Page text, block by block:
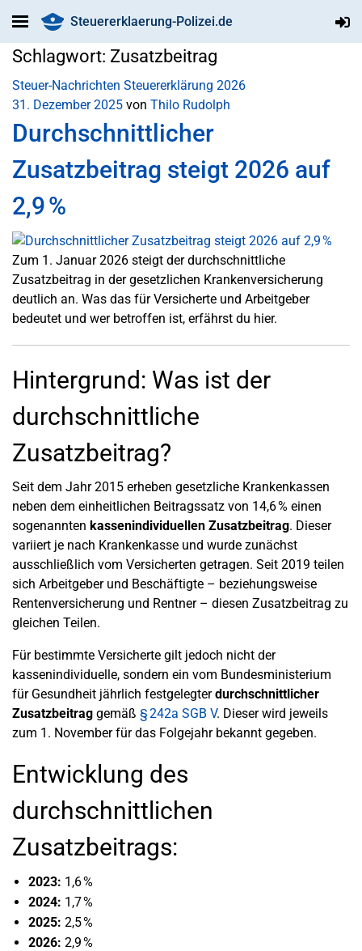
Steuererklaerung-Polizei.de
Schlagwort: Zusatzbeitrag
Steuer-Nachrichten Steuererklärung 2026
31. Dezember 2025 von Thilo Rudolph
Durchschnittlicher
Zusatzbeitrag steigt 2026 auf
2,9 %
Zum 1. Januar 2026 steigt der durchschnittliche
Zusatzbeitrag in der gesetzlichen Krankenversicherung
deutlich an. Was das für Versicherte und Arbeitgeber
bedeutet und wer betroffen ist, erfährst du hier.
Hintergrund: Was ist der
durchschnittliche
Zusatzbeitrag?
Seit dem Jahr 2015 erheben gesetzliche Krankenkassen
neben dem einheitlichen Beitragssatz von 14,6 % einen
sogenannten kassenindividuellen Zusatzbeitrag. Dieser
variiert je nach Krankenkasse und wurde zunächst
ausschließlich vom Versicherten getragen. Seit 2019 teilen
sich Arbeitgeber und Beschäftigte – beziehungsweise
Rentenversicherung und Rentner – diesen Zusatzbeitrag zu
gleichen Teilen.
Für bestimmte Versicherte gilt jedoch nicht der
kassenindividuelle, sondern ein vom Bundesministerium
für Gesundheit jährlich festgelegterdurchschnittlicher
Zusatzbeitrag gemäß § 242a SGB V. Dieser wird jeweils
zum 1. November für das Folgejahr bekannt gegeben.
Entwicklung des
durchschnittlichen
Zusatzbeitrags:
2023: 1,6 %
2024: 1,7 %
2025: 2,5 %
2026: 2,9 %